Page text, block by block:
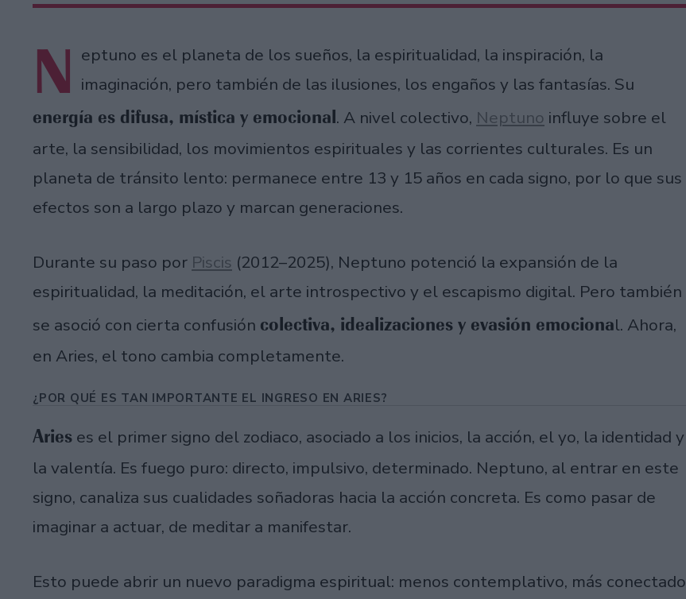
N eptuno es el planeta de los sueños, la espiritualidad, la inspiración, la
imaginación, pero también de las ilusiones, los engaños y las fantasías. Su
energía es difusa, mística y emocional. A nivel colectivo, Neptuno influye sobre el
arte, la sensibilidad, los movimientos espirituales y las corrientes culturales. Es un
planeta de tránsito lento: permanece entre 13 y 15 años en cada signo, por lo que sus
efectos son a largo plazo y marcan generaciones.
Durante su paso por Piscis (2012–2025), Neptuno potenció la expansión de la
espiritualidad, la meditación, el arte introspectivo y el escapismo digital. Pero también
se asoció con cierta confusión colectiva, idealizaciones y evasión emocional. Ahora,
en Aries, el tono cambia completamente.
¿POR QUÉ ES TAN IMPORTANTE EL INGRESO EN ARIES?
Aries es el primer signo del zodiaco, asociado a los inicios, la acción, el yo, la identidad y
la valentía. Es fuego puro: directo, impulsivo, determinado. Neptuno, al entrar en este
signo, canaliza sus cualidades soñadoras hacia la acción concreta. Es como pasar de
imaginar a actuar, de meditar a manifestar.
Esto puede abrir un nuevo paradigma espiritual: menos contemplativo, más conectado